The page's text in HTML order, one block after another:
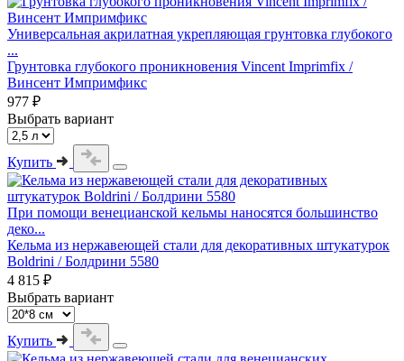
Универсальная акрилатная укрепляющая грунтовка глубокого
...
Грунтовка глубокого проникновения Vincent Imprimfix /
Винсент Импримфикс
977 ₽
Выбрать вариант
Купить
При помощи венецианской кельмы наносятся большинство
деко...
Кельма из нержавеющей стали для декоративных штукатурок
Boldrini / Болдрини 5580
4 815 ₽
Выбрать вариант
Купить